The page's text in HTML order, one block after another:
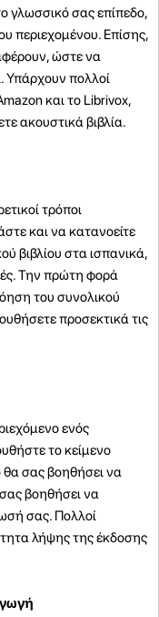
γλωσσικό σας επίπεδο,
περιεχομένου. Επίσης,
ώστε να
Υπάρχουν πολλοί
και το Librivox,
ακουστικά βιβλία.
τρόποι
και να κατανοείτε
βιβλίου στα ισπανικά,
Την πρώτη φορά
του συνολικού
προσεκτικά τις
ενός
το κείμενο
θα σας βοηθήσει να
βοηθήσει να
σας. Πολλοί
λήψης της έκδοσης